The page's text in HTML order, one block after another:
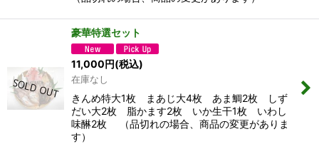
豪華特選セット
11,000円(税込)
在庫なし
きんめ特大1枚 まあじ大4枚 あま鯛2枚 しず
だい大2枚 脂かます2枚 いか生干1枚 いわし
味醂2枚 （品切れの場合、商品の変更がありま
す）